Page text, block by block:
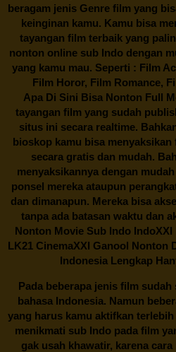
beragam jenis Genre film yang
keinginan kamu. Kamu bisa
tayangan film terbaik yang
nonton online sub Indo dengan
yang kamu mau. Seperti : Film
Film Horor, Film Romance,
Apa Di Sini Bisa Nonton Full
tayangan film yang sudah
situs ini secara realtime.
bioskop kamu bisa
secara gratis dan mudah.
menyaksikannya dengan
ponsel mereka ataupun
dan dimanapun. Mereka bisa
tanpa ada batasan waktu dan
Nonton Movie Sub Indo
LK21 CinemaXXI Ganool Nonton
Indonesia Lengkap
Pada beberapa jenis film
bahasa Indonesia. Namun
yang harus kamu aktifkan
menikmati sub Indo pada film
gak usah khawatir, karena